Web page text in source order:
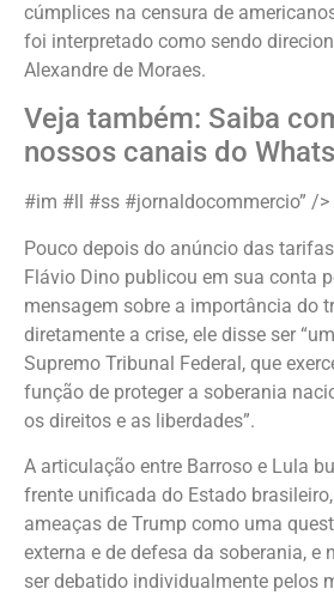
cúmplices na censura de
foi interpretado como sendo
Alexandre de Moraes.
Veja também: Saiba
nossos canais do
#im #ll #ss #jornaldocommercio” />
Pouco depois do anúncio das
Flávio Dino publicou em sua conta
mensagem sobre a importância do
diretamente a crise, ele disse ser
Supremo Tribunal Federal, que
função de proteger a soberania
os direitos e as liberdades”.
A articulação entre Barroso e Lula
frente unificada do Estado
ameaças de Trump como uma
externa e de defesa da soberania, e
ser debatido individualmente pelos